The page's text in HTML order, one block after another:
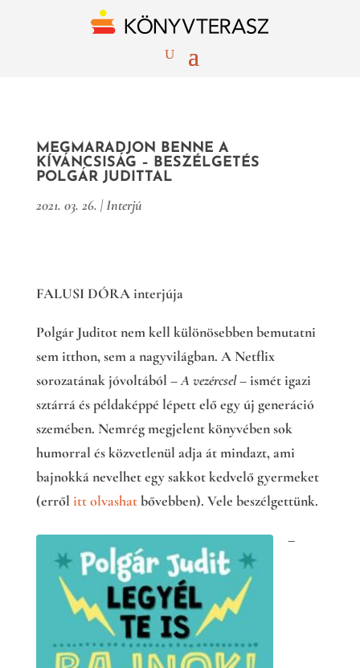
MEGMARADJON BENNE A
KÍVÁNCSISÁG – BESZÉLGETÉS
POLGÁR JUDITTAL
2021. 03. 26. |Interjú
FALUSI DÓRA interjúja
Polgár Juditot nem kell különösebben bemutatni
sem itthon, sem a nagyvilágban. A Netflix
sorozatának jóvoltából –A vezércsel– ismét igazi
sztárrá és példaképpé lépett elő egy új generáció
szemében. Nemrég megjelent könyvében sok
humorral és közvetlenül adja át mindazt, ami
bajnokká nevelhet egy sakkot kedvelő gyermeket
(erről itt olvashatbővebben). Vele beszélgettünk.
–